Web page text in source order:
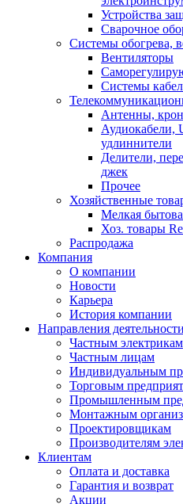
Устройства
Сварочное
Системы обогрева,
Вентиляторы
Системы
Антенны,
Аудиокабели,
удлиннители
Делители,
джек
Прочее
Хозяйственные
Мелкая
Хоз. товары
Распродажа
Компания
О компании
Новости
Карьера
История компании
Направления деятельности
Частным электрикам
Частным лицам
Индивидуальным
Торговым
Промышленным
Монтажным
Проектировщикам
Производителям
Клиентам
Оплата и доставка
Гарантия и возврат
Акции